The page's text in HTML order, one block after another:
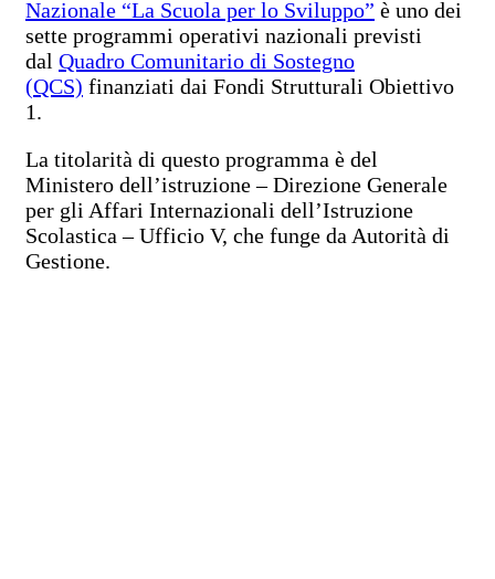
Nazionale “La Scuola per lo Sviluppo” è uno dei
sette programmi operativi nazionali previsti
dal Quadro Comunitario di Sostegno
(QCS) finanziati dai Fondi Strutturali Obiettivo
1.
La titolarità di questo programma è del
Ministero dell’istruzione – Direzione Generale
per gli Affari Internazionali dell’Istruzione
Scolastica – Ufficio V, che funge da Autorità di
Gestione.